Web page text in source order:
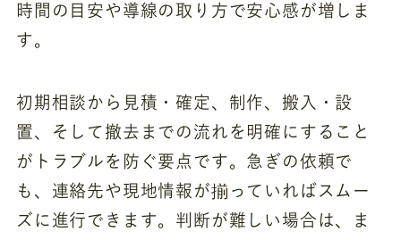
時間の目安や導線の取り方で安心感が増しま
す。
初期相談から見積・確定、制作、搬入・設
置、そして撤去までの流れを明確にすること
がトラブルを防ぐ要点です。急ぎの依頼で
も、連絡先や現地情報が揃っていればスムー
ズに進行できます。判断が難しい場合は、ま